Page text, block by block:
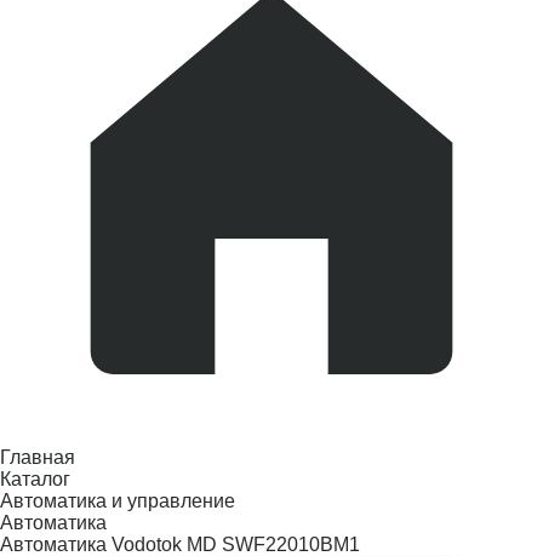
Главная
Каталог
Автоматика и управление
Автоматика
Автоматика Vodotok MD SWF22010BM1